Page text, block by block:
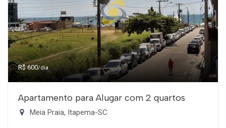
R$ 600/dia
Apartamento para Alugar com 2 quartos
Meia Praia, Itapema-SC